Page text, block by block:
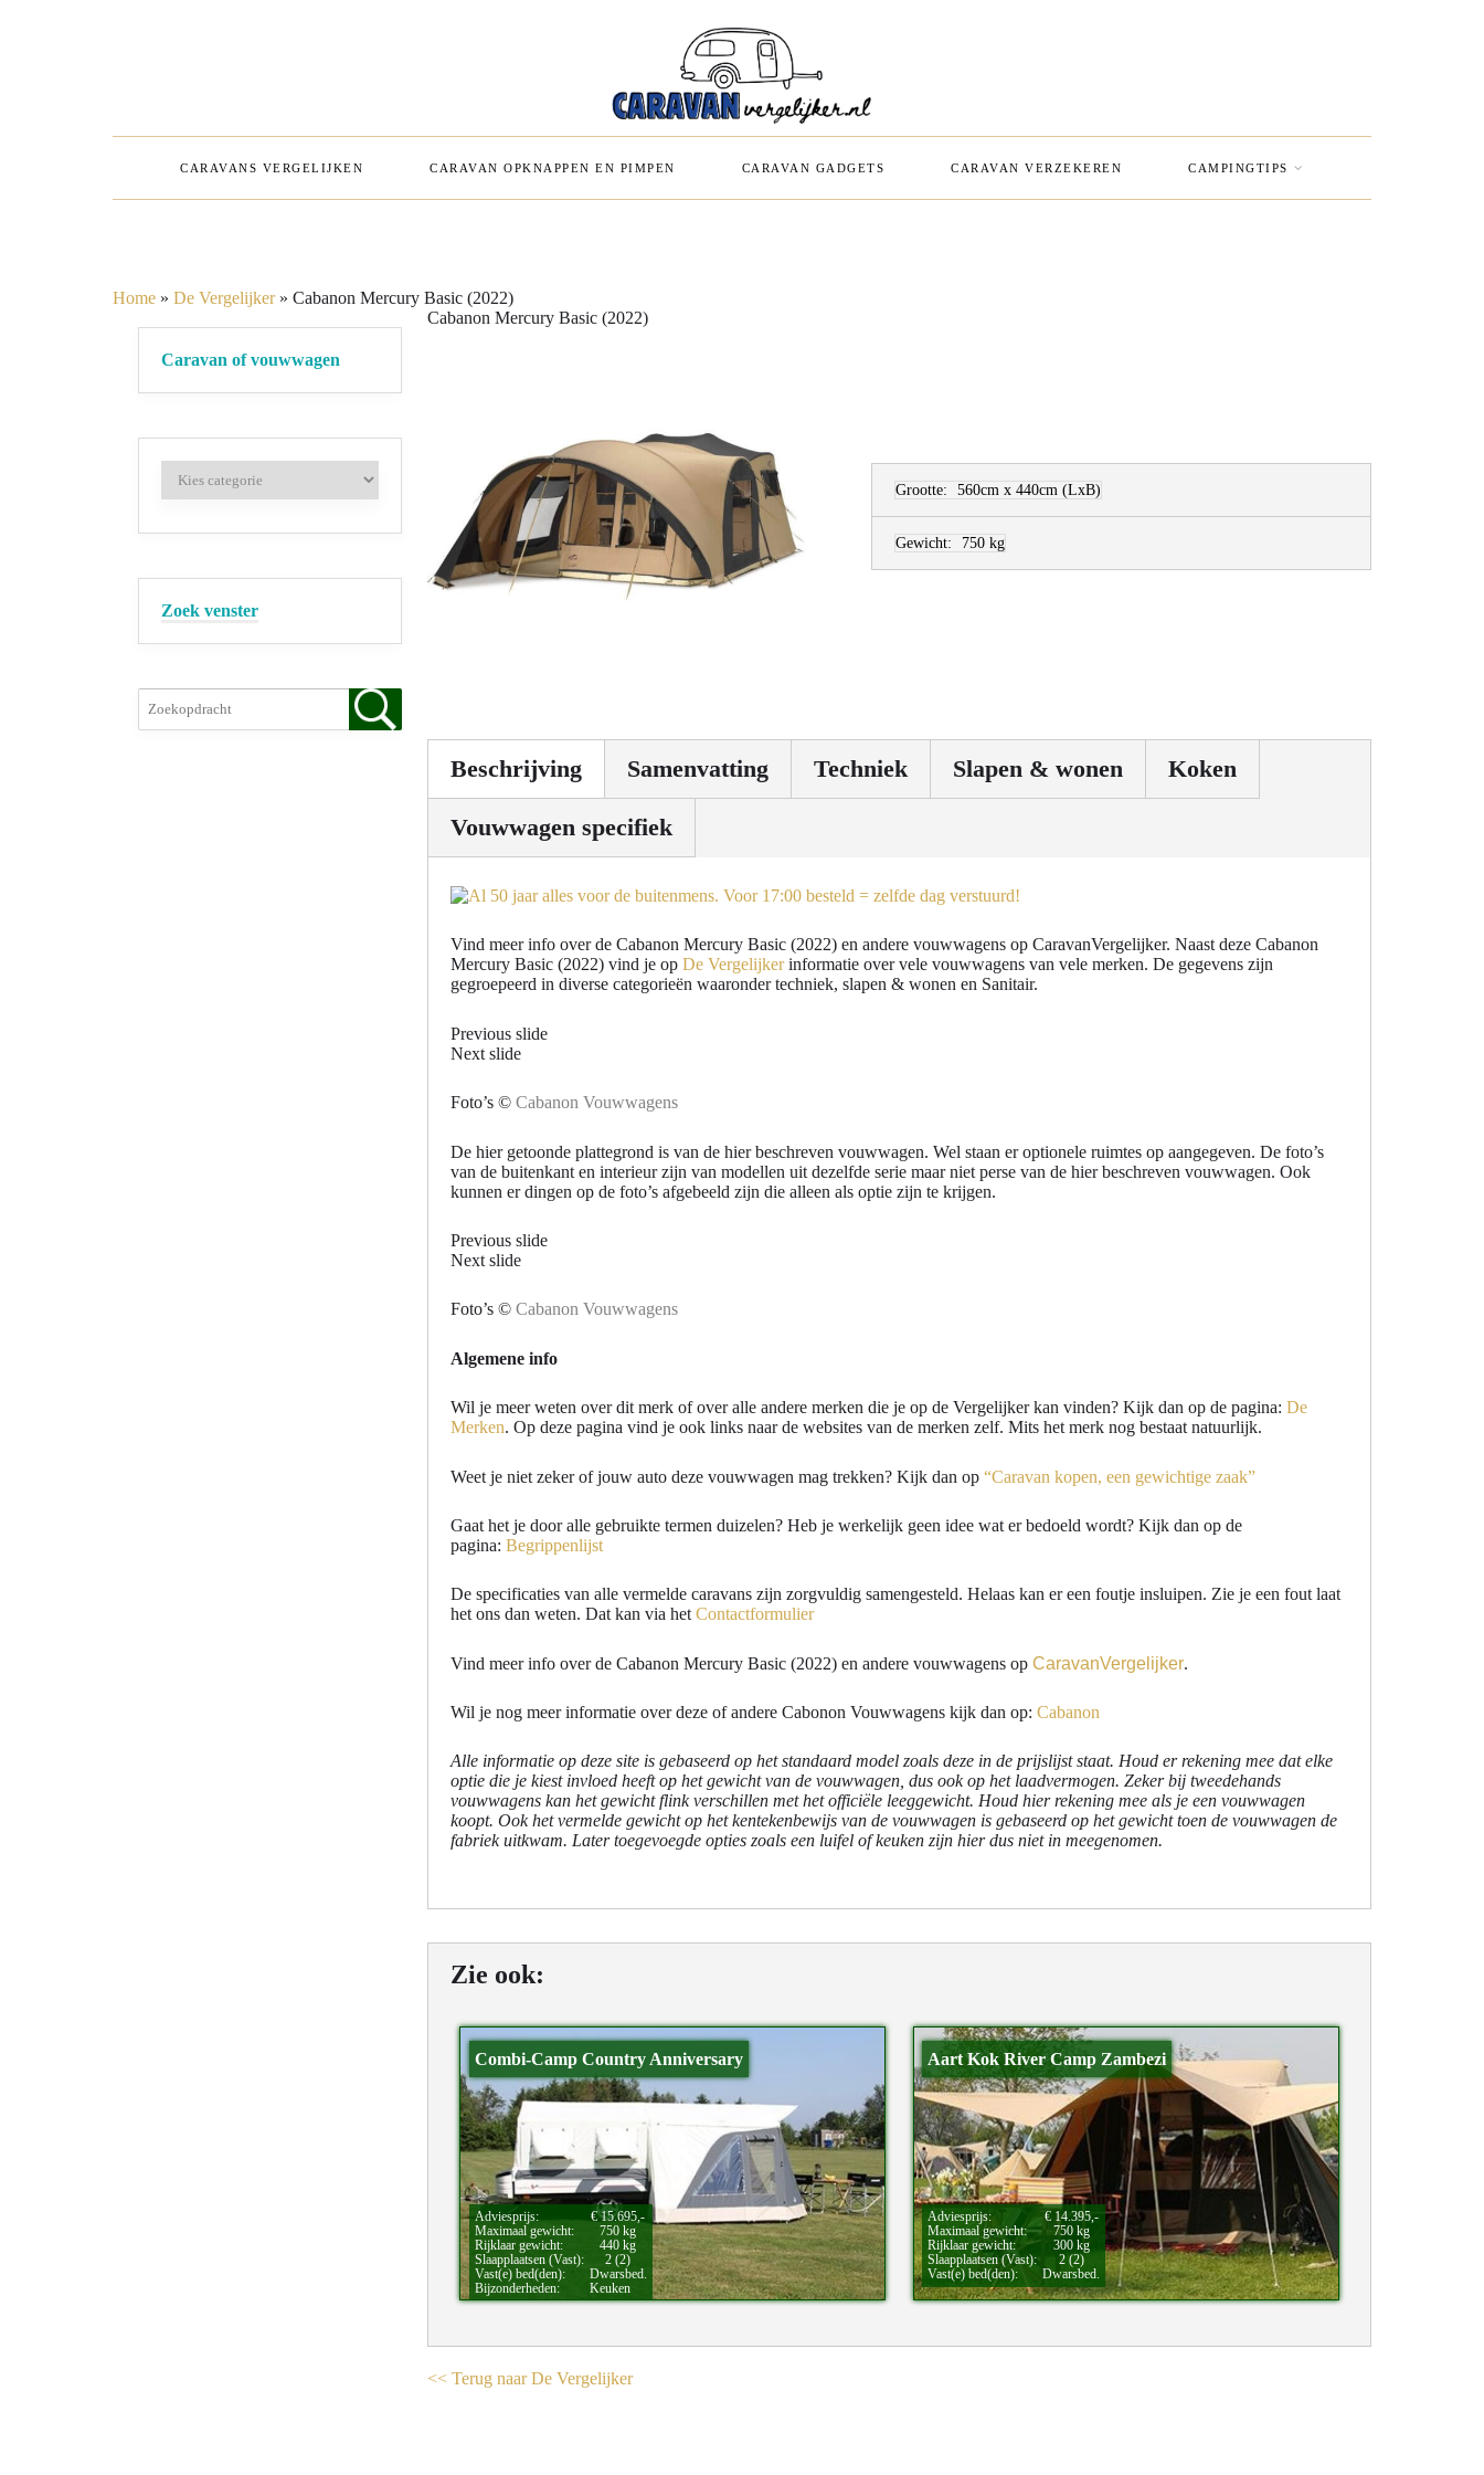
CARAVANS VERGELIJKEN CARAVAN OPKNAPPEN EN PIMPEN CARAVAN GADGETS CARAVAN VERZEKEREN CAMPINGTIPS
Home » De Vergelijker» Cabanon Mercury Basic (2022)
Cabanon Mercury Basic (2022)
Grootte: 560cm x 440cm (LxB)
Gewicht: 750 kg
Beschrijving Samenvatting Techniek Slapen & wonen Koken
Vouwwagen specifiek
Vind meer info over de Cabanon Mercury Basic (2022) en andere vouwwagens op CaravanVergelijker. Naast deze Cabanon
Mercury Basic (2022) vind je op De Vergelijkerinformatie over vele vouwwagens van vele merken. De gegevens zijn
gegroepeerd in diverse categorieën waaronder techniek, slapen & wonen en Sanitair.
Previous slide
Next slide
Foto’s © Cabanon Vouwwagens
De hier getoonde plattegrond is van de hier beschreven vouwwagen. Wel staan er optionele ruimtes op aangegeven. De foto’s
van de buitenkant en interieur zijn van modellen uit dezelfde serie maar niet perse van de hier beschreven vouwwagen. Ook
kunnen er dingen op de foto’s afgebeeld zijn die alleen als optie zijn te krijgen.
Previous slide
Next slide
Foto’s © Cabanon Vouwwagens
Algemene info
Wil je meer weten over dit merk of over alle andere merken die je op de Vergelijker kan vinden? Kijk dan op de pagina: De
Merken. Op deze pagina vind je ook links naar de websites van de merken zelf. Mits het merk nog bestaat natuurlijk.
Weet je niet zeker of jouw auto deze vouwwagen mag trekken? Kijk dan op “Caravan kopen, een gewichtige zaak”
Gaat het je door alle gebruikte termen duizelen? Heb je werkelijk geen idee wat er bedoeld wordt? Kijk dan op de
pagina: Begrippenlijst
De specificaties van alle vermelde caravans zijn zorgvuldig samengesteld. Helaas kan er een foutje insluipen. Zie je een fout laat
het ons dan weten. Dat kan via het Contactformulier
Vind meer info over de Cabanon Mercury Basic (2022) en andere vouwwagens op CaravanVergelijker.
Wil je nog meer informatie over deze of andere Cabonon Vouwwagens kijk dan op: Cabanon
Alle informatie op deze site is gebaseerd op het standaard model zoals deze in de prijslijst staat. Houd er rekening mee dat elke
optie die je kiest invloed heeft op het gewicht van de vouwwagen, dus ook op het laadvermogen. Zeker bij tweedehands
vouwwagens kan het gewicht flink verschillen met het officiële leeggewicht. Houd hier rekening mee als je een vouwwagen
koopt. Ook het vermelde gewicht op het kentekenbewijs van de vouwwagen is gebaseerd op het gewicht toen de vouwwagen de
fabriek uitkwam. Later toegevoegde opties zoals een luifel of keuken zijn hier dus niet in meegenomen.
Zie ook:
Combi-Camp Country Anniversary
Adviesprijs:
€ 15.695,-
Maximaal gewicht:
750 kg
Rijklaar gewicht:
440 kg
Slaapplaatsen (Vast):
2 (2)
Vast(e) bed(den):
Dwarsbed.
Bijzonderheden:
Keuken
Aart Kok River Camp Zambezi
Adviesprijs:
€ 14.395,-
Maximaal gewicht:
750 kg
Rijklaar gewicht:
300 kg
Slaapplaatsen (Vast):
2 (2)
Vast(e) bed(den):
Dwarsbed.
<< Terug naar De Vergelijker
Caravan of vouwwagen
Zoek venster